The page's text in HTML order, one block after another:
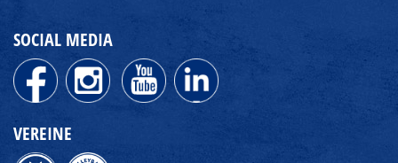
SOCIAL MEDIA
VEREINE